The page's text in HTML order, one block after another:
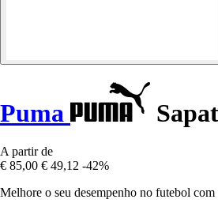
Puma
A partir de
€ 85,00 € 49,12 -42%
Melhore o seu desempenho no futebol